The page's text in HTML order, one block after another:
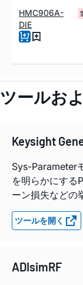
HMC906A-
DIE
ツールお
Keysight
Sys-Parameter
を明らかにする
ーン損失などの
ツールを開く
ADIsimRF